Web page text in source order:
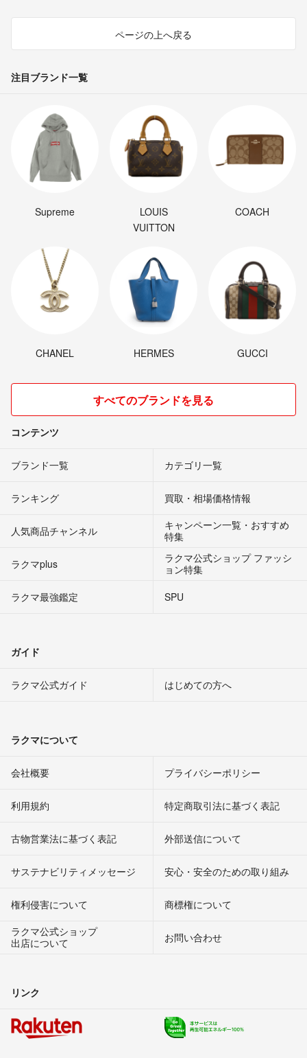
ページの上へ戻る
注目ブランド一覧
Supreme
LOUIS
VUITTON
COACH
CHANEL HERMES GUCCI
すべてのブランドを見る
コンテンツ
ブランド一覧 カテゴリ一覧
ランキング 買取・相場価格情報
人気商品チャンネル
キャンペーン一覧・おすすめ
特集
ラクマplus
ラクマ公式ショップ ファッシ
ョン特集
ラクマ最強鑑定
SPU
ガイド
ラクマ公式ガイド はじめての方へ
ラクマについて
会社概要 プライバシーポリシー
利用規約 特定商取引法に基づく表記
古物営業法に基づく表記 外部送信について
サステナビリティメッセージ 安心・安全のための取り組み
権利侵害について
商標権について
ラクマ公式ショップ
出店について
お問い合わせ
リンク